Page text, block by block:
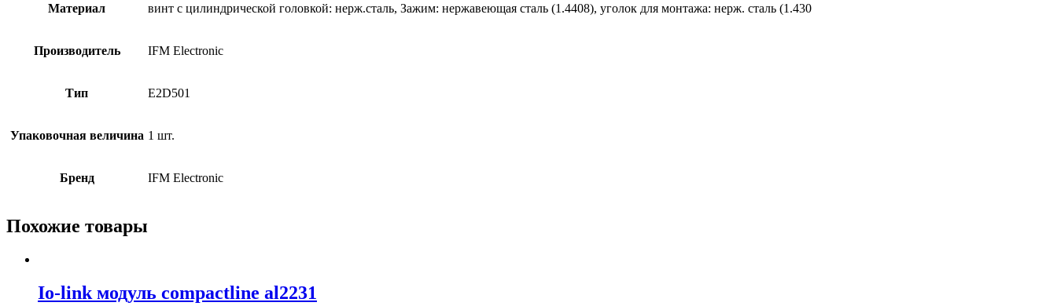
Материал винт с цилиндрической головкой: нерж.сталь, Зажим: нержавеющая сталь (1.4408), уголок для монтажа: нерж. сталь (1.430
Производитель IFM Electronic
Тип E2D501
Упаковочная величина 1 шт.
Бренд IFM Electronic
Похожие товары
Io-link модуль compactline al2231